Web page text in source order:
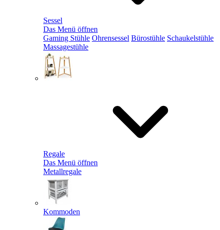
Sessel
Das Menü öffnen
Gaming Stühle Ohrensessel Bürostühle Schaukelstühle
Massagestühle
Regale
Das Menü öffnen
Metallregale
Kommoden